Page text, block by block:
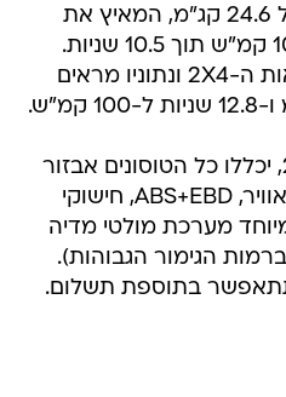
175 כוחות סוס ומומנט של 24.6 קג"מ, המאיץ את
1,645 הק"ג היבשים ל-100 קמ"ש תוך 10.5 שניות.
מנוע הדיזל יניע את גרסאות ה-2X4 ונתוניו מראים
החל משנת המודל 2008, יכללו כל הטוסונים אבזור
סטנדרטי הכולל 6 כריות אוויר, ABS+EBD, חישוקי
מערכת מולטי מדיה
הגימור הגבוהות).
תתאפשר בתוספת תשלום.